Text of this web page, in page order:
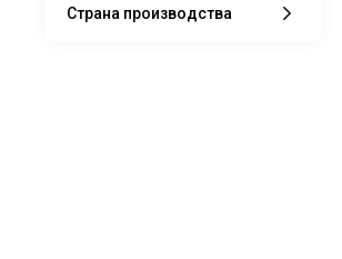
Страна производства